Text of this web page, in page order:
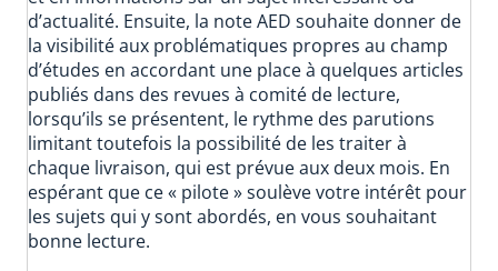
d’actualité. Ensuite, la note AED souhaite donner de
la visibilité aux problématiques propres au champ
d’études en accordant une place à quelques articles
publiés dans des revues à comité de lecture,
lorsqu’ils se présentent, le rythme des parutions
limitant toutefois la possibilité de les traiter à
chaque livraison, qui est prévue aux deux mois. En
espérant que ce « pilote » soulève votre intérêt pour
les sujets qui y sont abordés, en vous souhaitant
bonne lecture.